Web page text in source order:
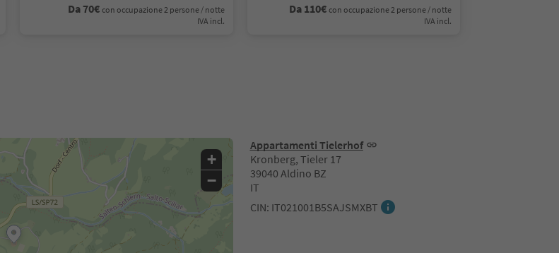
Da 70€ con occupazione 2 persone / notte
IVA incl.
Da 110€ con occupazione 2 persone / notte
IVA incl.
Appartamenti Tielerhof
Kronberg, Tieler 17
39040 Aldino BZ
IT
CIN: IT021001B5SAJSMXBT
+
−